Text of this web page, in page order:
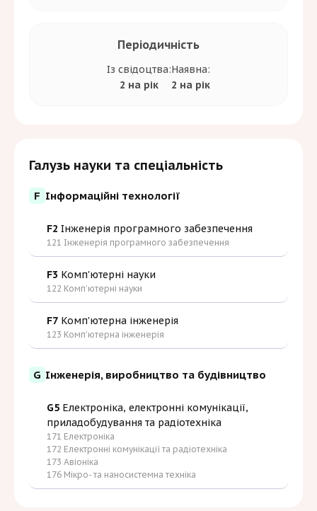
Галузь науки та спеціальність
F Інформаційні технології
F2 Інженерія програмного забезпечення
121 Інженерія програмного забезпечення
F3 Комп'ютерні науки
122 Комп’ютерні науки
F7 Комп'ютерна інженерія
123 Комп’ютерна інженерія
G Інженерія, виробництво та будівництво
G5 Електроніка, електронні комунікації,
приладобудування та радіотехніка
171 Електроніка
172 Електронні комунікації та радіотехніка
173 Авіоніка
176 Мікро- та наносистемна техніка
Періодичність
Із свідоцтва:
2 на рік
Наявна:
2 на рік